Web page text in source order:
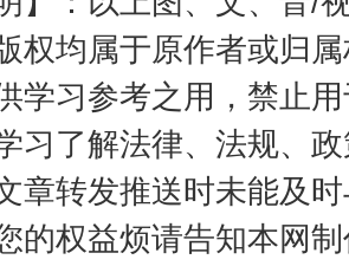
权均属于原作者或归
学习参考之用，禁止
习了解法律、法规、
章转发推送时未能及
的权益烦请告知本网
营 权益有保障